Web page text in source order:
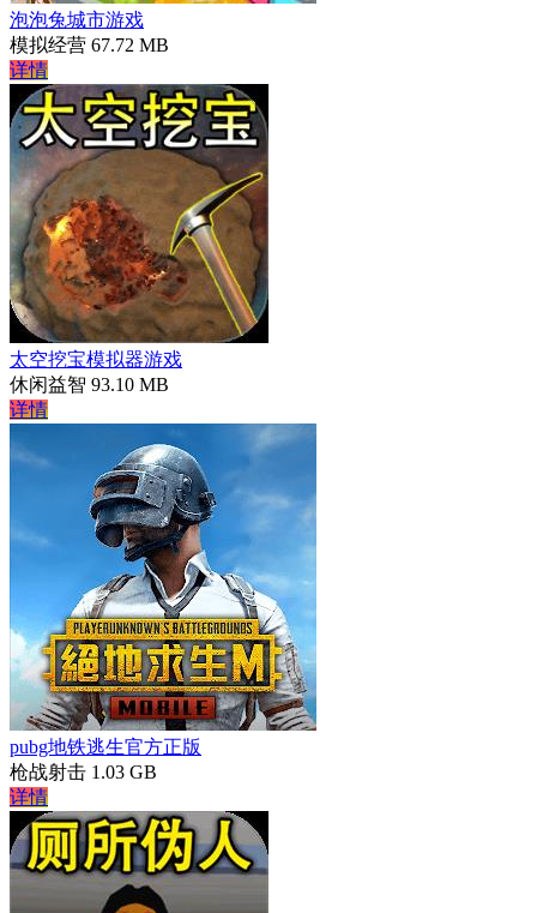
泡泡兔城市游戏
模拟经营 67.72 MB
详情
太空挖宝模拟器游戏
休闲益智 93.10 MB
详情
pubg地铁逃生官方正版
枪战射击 1.03 GB
详情